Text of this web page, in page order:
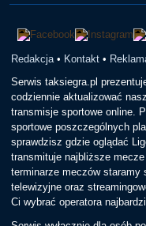
Redakcja • Kontakt •
Serwis taksiegra.pl
codziennie aktualizować
transmisje sportowe online.
sportowe poszczególnych
sprawdzisz gdzie oglądać
transmituje najbliższe
terminarze meczów staramy
telewizyjne oraz
Ci wybrać operatora